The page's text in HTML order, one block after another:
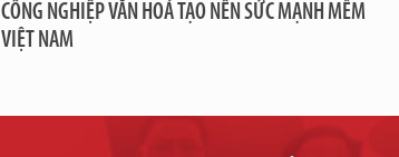
CÔNG NGHIỆP VĂN HOÁ TẠO NÊN SỨC MẠNH MỀM
VIỆT NAM